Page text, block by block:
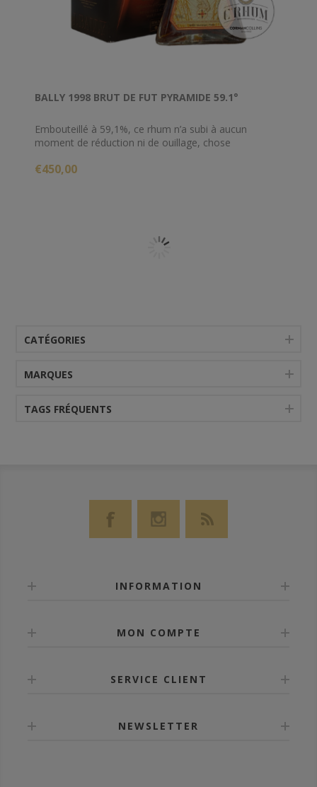
BALLY 1998 BRUT DE FUT PYRAMIDE 59.1°
Embouteillé à 59,1%, ce rhum n’a subi à aucun
moment de réduction ni de ouillage, chose
€450,00
CATÉGORIES
MARQUES
TAGS FRÉQUENTS
INFORMATION
MON COMPTE
SERVICE CLIENT
NEWSLETTER